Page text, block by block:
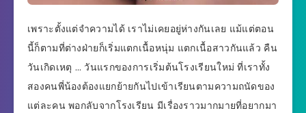
เพราะตั้งแต่จำความได้ เราไม่เคยอยู่ห่างกันเลย แม้แต่ตอน
นี้ก็ตามที่ต่างฝ่ายก็เริ่มแตกเนื้อหนุ่ม แตกเนื้อสาวกันแล้ว คืน
วันเกิดเหตุ … วันแรกของการเริ่มต้นโรงเรียนใหม่ ที่เราทั้ง
สองคนพี่น้องต้องแยกย้ายกันไปเข้าเรียนตามความถนัดของ
แต่ละคน พอกลับจากโรงเรียน มีเรื่องราวมากมายที่อยากมา